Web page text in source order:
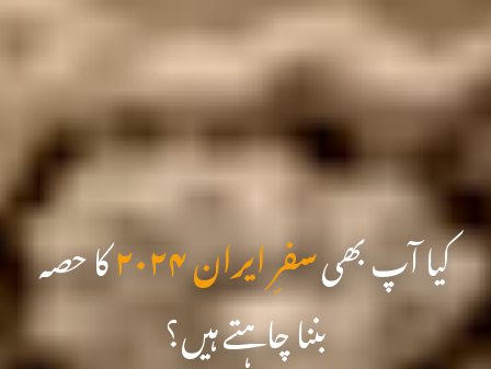
کیا آپ بھیسفرِ ایران ۲۰۲۴
کا حصہ
بننا چاہتے ہیں؟